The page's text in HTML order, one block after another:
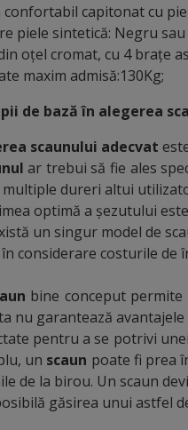
confortabil capitonat cu
piele sintetică: Negru sau
oțel cromat, cu 4 brațe
maxim admisă:130Kg;
de bază în alegerea
scaunului adecvat
ar trebui să fie ales
multiple dureri altui
optimă a șezutului
un singur model de
în considerare costurile
bine conceput
nu garantează
pentru a se potrivi
un scaun poate fi prea
de la birou. Un scaun
găsirea unui astfel